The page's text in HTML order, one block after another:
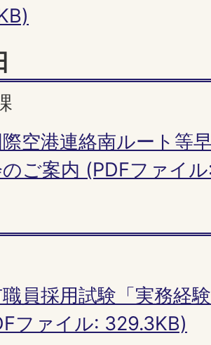
空港連絡南ルート等
のご案内 (PDFファイ
員採用試験「実務経
ファイル: 329.3KB)